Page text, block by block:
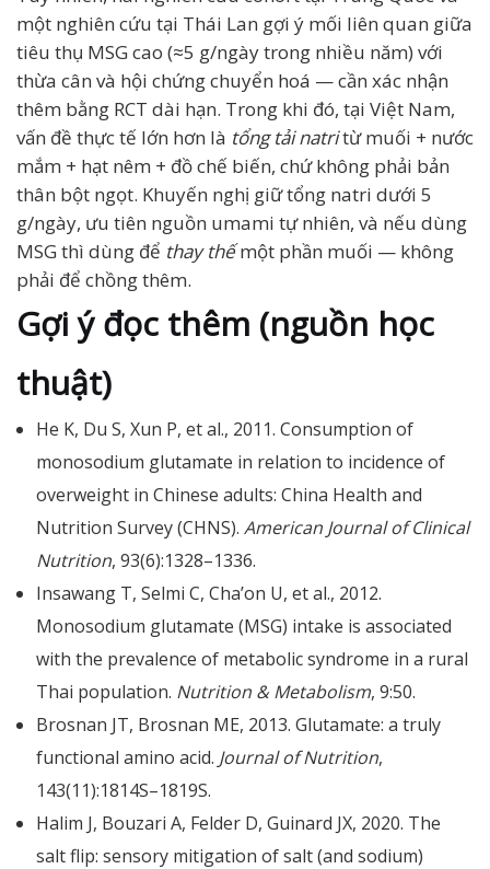
một nghiên cứu tại Thái Lan gợi ý mối liên quan giữa
tiêu thụ MSG cao (≈5 g/ngày trong nhiều năm) với
thừa cân và hội chứng chuyển hoá — cần xác nhận
thêm bằng RCT dài hạn. Trong khi đó, tại Việt Nam,
vấn đề thực tế lớn hơn là tổng tải natritừ muối + nước
mắm + hạt nêm + đồ chế biến, chứ không phải bản
thân bột ngọt. Khuyến nghị giữ tổng natri dưới 5
g/ngày, ưu tiên nguồn umami tự nhiên, và nếu dùng
MSG thì dùng để thay thếmột phần muối — không
phải để chồng thêm.
Gợi ý đọc thêm (nguồn học
thuật)
He K, Du S, Xun P, et al., 2011. Consumption of
monosodium glutamate in relation to incidence of
overweight in Chinese adults: China Health and
Nutrition Survey (CHNS). American Journal of Clinical
Nutrition, 93(6):1328–1336.
Insawang T, Selmi C, Cha’on U, et al., 2012.
Monosodium glutamate (MSG) intake is associated
with the prevalence of metabolic syndrome in a rural
Thai population. Nutrition & Metabolism, 9:50.
Brosnan JT, Brosnan ME, 2013. Glutamate: a truly
functional amino acid. Journal of Nutrition,
143(11):1814S–1819S.
Halim J, Bouzari A, Felder D, Guinard JX, 2020. The
salt flip: sensory mitigation of salt (and sodium)